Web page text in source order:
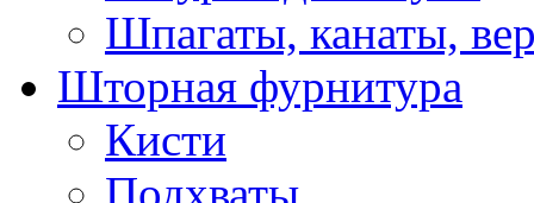
Шпагаты, канаты,
Шторная фурнитура
Кисти
Подхваты